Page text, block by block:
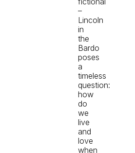
–
Lincoln
in
the
Bardo
poses
a
timeless
question:
how
do
we
live
and
love
when